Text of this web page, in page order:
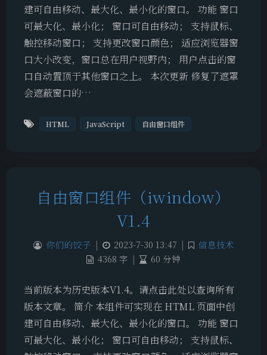
建可自由移动、最大化、最小化的窗口。 功能 窗口
可最大化、最小化； 窗口可自由移动； 支持鼠标、
触控移动窗口； 支持更改窗口颜色； 适应浏览器窗
口大小改变，窗口总在用户视野内； 用户点击的窗
口自动置顶于其他窗口之上。 本次更新 修复了遮罩
会遮蔽窗口的…
HTML JavaScript 自由窗口组件
自由窗口组件（iwindow）
V1.4
你们的饺子 | 2023-7-30 13:47 |
信息技术
4368 字 | 60 分钟
当前版本为历史版本V1.4。请点击此处以查询所有
版本文章。 简介 本组件可实现在 HTML 页面中创
建可自由移动、最大化、最小化的窗口。 功能 窗口
可最大化、最小化； 窗口可自由移动； 支持鼠标、